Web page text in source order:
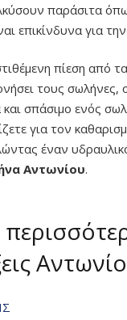
παράσιτα
επικίνδυνα για την
πίεση από
τους σωλήνες,
σπάσιμο ενός
για τον
έναν
Αντωνίου.